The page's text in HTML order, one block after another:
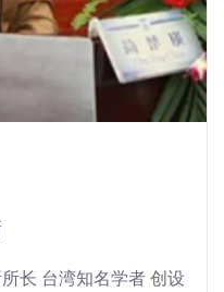
长 台湾知名学者 创设